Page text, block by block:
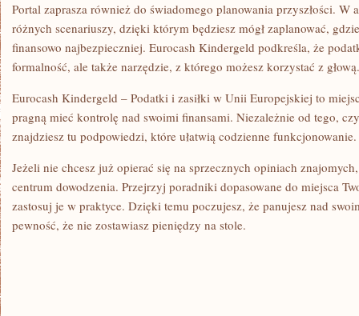
Portal zaprasza również do świadomego planowania przyszłości. W
różnych scenariuszy, dzięki którym będziesz mógł zaplanować,
finansowo najbezpieczniej. Eurocash Kindergeld podkreśla, że
formalność, ale także narzędzie, z którego możesz korzystać z głową.
Eurocash Kindergeld – Podatki i zasiłki w Unii Europejskiej to
pragną mieć kontrolę nad swoimi finansami. Niezależnie od tego,
znajdziesz tu podpowiedzi, które ułatwią codzienne funkcjonowanie.
Jeżeli nie chcesz już opierać się na sprzecznych opiniach
centrum dowodzenia. Przejrzyj poradniki dopasowane do miejsca
zastosuj je w praktyce. Dzięki temu poczujesz, że panujesz nad
pewność, że nie zostawiasz pieniędzy na stole.